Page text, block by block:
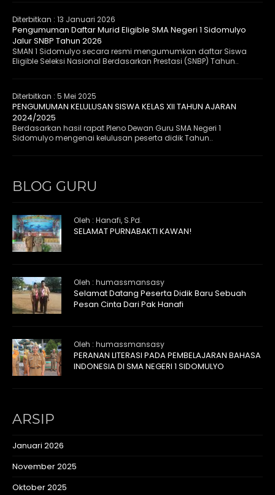
Diterbitkan : 13 Januari 2026
Pengumuman Daftar Murid Eligible SMA Negeri 1 Sidomulyo
Jalur SNBP Tahun 2026
SMAN 1 Sidomulyo secara resmi mengumumkan daftar Siswa
Eligible Seleksi Nasional Berdasarkan Prestasi (SNBP) Tahun..
Diterbitkan : 5 Mei 2025
PENGUMUMAN KELULUSAN SISWA KELAS XII TAHUN AJARAN
2024/2025
Berdasarkan hasil rapat Pleno Dewan Guru SMA Negeri 1
Sidomulyo mengenai kelulusan peserta didik Tahun..
BLOG GURU
Oleh : Hanafi, S.Pd.
SELAMAT PURNABAKTI KAWAN!
Oleh : humassmansasy
Selamat Datang Peserta Didik Baru Sebuah
Pesan Cinta Dari Pak Hanafi
Oleh : humassmansasy
PERANAN LITERASI PADA PEMBELAJARAN BAHASA
INDONESIA DI SMA NEGERI 1 SIDOMULYO
ARSIP
Januari 2026
November 2025
Oktober 2025